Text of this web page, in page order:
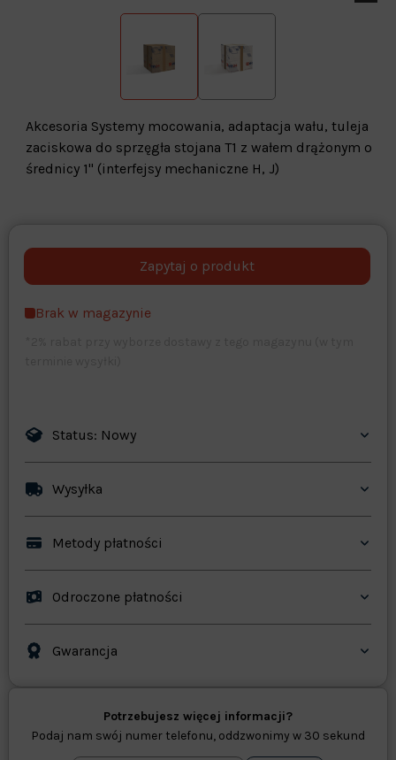
Akcesoria Systemy mocowania, adaptacja wału, tuleja
zaciskowa do sprzęgła stojana T1 z wałem drążonym o
średnicy 1" (interfejsy mechaniczne H, J)
opcjonalne Maks. 250 znaków
Brak w magazynie
Status: Nowy
Wysyłka
Metody płatności
Odroczone płatności
Gwarancja
Potrzebujesz więcej informacji?
Podaj nam swój numer telefonu, oddzwonimy w 30 sekund